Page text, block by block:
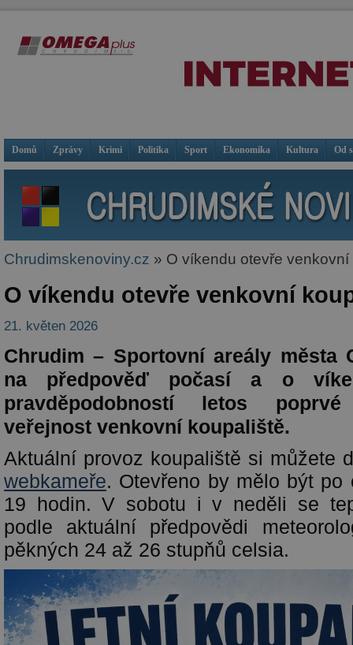
Domů Zprávy Krimi Politika Sport Ekonomika Kultura Od
Chrudimskenoviny.cz » O víkendu otevře
O víkendu otevře venkovní
21. květen 2026
Chrudim – Sportovní areály města
na předpověď počasí a o
pravděpodobností letos
veřejnost venkovní koupaliště.
Aktuální provoz koupaliště si můžete
webkameře. Otevřeno by mělo být
19 hodin. V sobotu i v neděli se
podle aktuální předpovědi
pěkných 24 až 26 stupňů celsia.